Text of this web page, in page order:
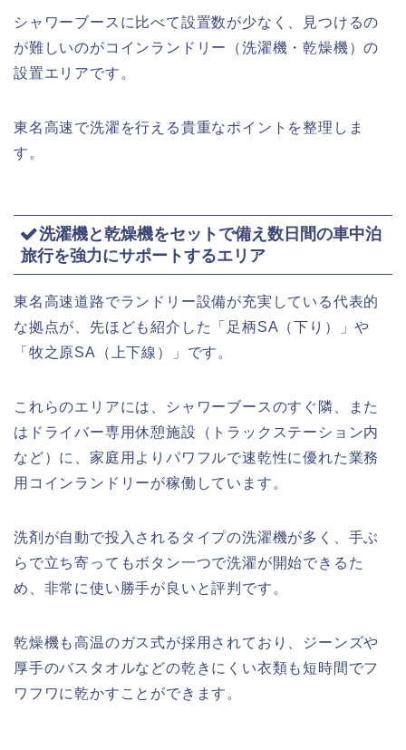
シャワーブースに比べて設置数が少なく、見つけるの
が難しいのがコインランドリー（洗濯機・乾燥機）の
設置エリアです。
東名高速で洗濯を行える貴重なポイントを整理しま
す。
洗濯機と乾燥機をセットで備え数日間の車中泊
旅行を強力にサポートするエリア
東名高速道路でランドリー設備が充実している代表的
な拠点が、先ほども紹介した「足柄SA（下り）」や
「牧之原SA（上下線）」です。
これらのエリアには、シャワーブースのすぐ隣、また
はドライバー専用休憩施設（トラックステーション内
など）に、家庭用よりパワフルで速乾性に優れた業務
用コインランドリーが稼働しています。
洗剤が自動で投入されるタイプの洗濯機が多く、手ぶ
らで立ち寄ってもボタン一つで洗濯が開始できるた
め、非常に使い勝手が良いと評判です。
乾燥機も高温のガス式が採用されており、ジーンズや
厚手のバスタオルなどの乾きにくい衣類も短時間でフ
ワフワに乾かすことができます。